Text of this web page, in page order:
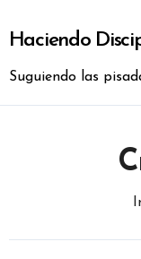
contenido
Haciendo
Suguiendo las